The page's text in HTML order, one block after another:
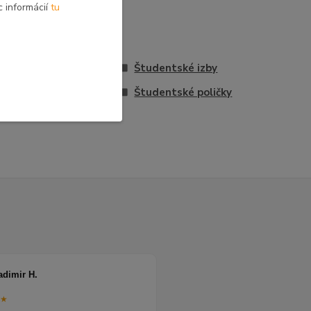
Študentské izby
Študentské poličky
H.
informáciítu